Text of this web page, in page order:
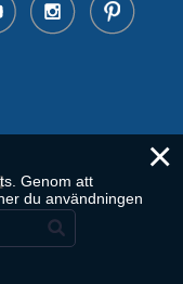
×
Genom att
du användningen